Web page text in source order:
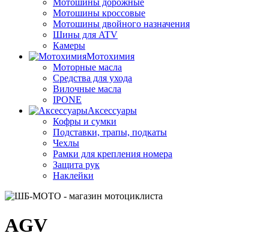
Мотошины дорожные
Мотошины кроссовые
Мотошины двойного назначения
Шины для ATV
Камеры
Мотохимия
Моторные масла
Средства для ухода
Вилочные масла
IPONE
Аксессуары
Кофры и сумки
Подставки, трапы, подкаты
Чехлы
Рамки для крепления номера
Защита рук
Наклейки
AGV